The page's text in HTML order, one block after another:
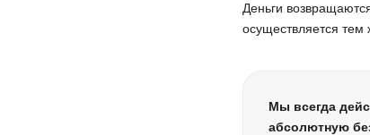
Деньги
осуществляется тем
Мы всегда
абсолютную